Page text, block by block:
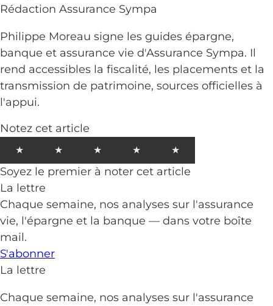
Rédaction Assurance Sympa
Philippe Moreau signe les guides épargne,
banque et assurance vie d'Assurance Sympa. Il
rend accessibles la fiscalité, les placements et la
transmission de patrimoine, sources officielles à
l'appui.
Notez cet article
★ ★ ★ ★ ★
Soyez le premier à noter cet article
La lettre
Chaque semaine, nos analyses sur l'assurance
vie, l'épargne et la banque — dans votre boîte
mail.
S'abonner
La lettre
Chaque semaine, nos analyses sur l'assurance